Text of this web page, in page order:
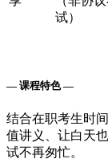
试）
— 课程特色 —
结合在职考生时
值讲义、让白天
试不再匆忙。